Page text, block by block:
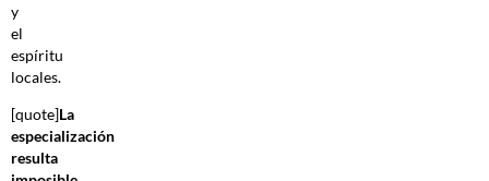
y
el
espíritu
locales.
[quote]La
especialización
resulta